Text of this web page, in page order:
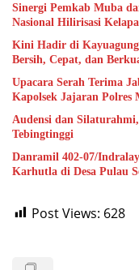
Sinergi Pemkab Muba
Nasional Hilirisasi
Kini Hadir di
Bersih, Cepat, dan
Upacara Serah Terima
Kapolsek Jajaran Polres
Audensi dan
Tebingtinggi
Danramil 402-07/
Karhutla di Desa Pulau
Post Views: 628